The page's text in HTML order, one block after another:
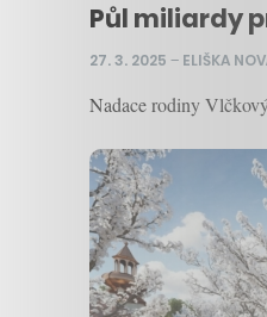
Půl miliardy
27. 3. 2025 – ELIŠKA
Nadace rodiny